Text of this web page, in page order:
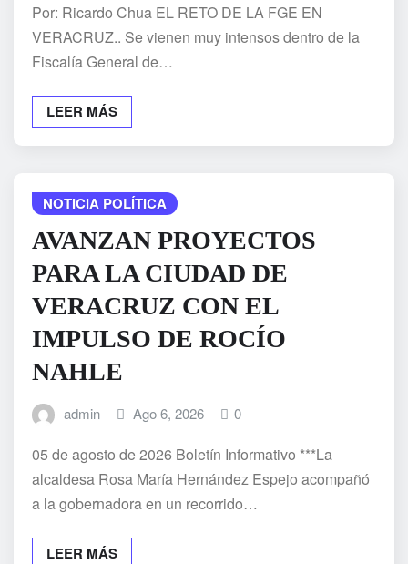
Por: Ricardo Chua EL RETO DE LA FGE EN
VERACRUZ.. Se vienen muy intensos dentro de la
Fiscalía General de…
LEER MÁS
NOTICIA POLÍTICA
AVANZAN PROYECTOS
PARA LA CIUDAD DE
VERACRUZ CON EL
IMPULSO DE ROCÍO
NAHLE
admin Ago 6, 2026 0
05 de agosto de 2026 Boletín Informativo ***La
alcaldesa Rosa María Hernández Espejo acompañó
a la gobernadora en un recorrido…
LEER MÁS